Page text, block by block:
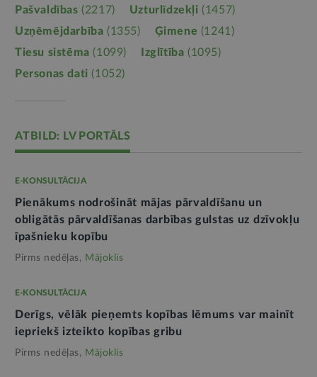
Pašvaldības (2217) Uzturlīdzekļi (1457)
Uzņēmējdarbība (1355) Ģimene (1241)
Tiesu sistēma (1099) Izglītība (1095)
Personas dati (1052)
ATBILD: LV PORTĀLS
E-KONSULTĀCIJA
Pienākums nodrošināt mājas pārvaldīšanu un
obligātās pārvaldīšanas darbības gulstas uz dzīvokļu
īpašnieku kopību
Pirms nedēļas, Mājoklis
E-KONSULTĀCIJA
Derīgs, vēlāk pieņemts kopības lēmums var mainīt
iepriekš izteikto kopības gribu
Pirms nedēļas, Mājoklis